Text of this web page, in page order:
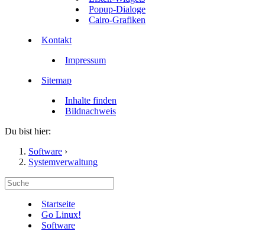
Popup-Dialoge
Cairo-Grafiken
Kontakt
Impressum
Sitemap
Inhalte finden
Bildnachweis
Du bist hier:
Software ›
Systemverwaltung
Startseite
Go Linux!
Software